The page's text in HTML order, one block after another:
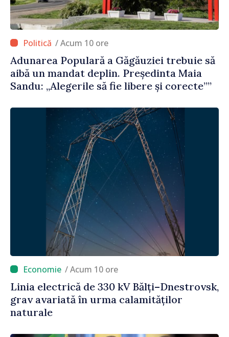
/ Acum 10 ore
Adunarea Populară a Găgăuziei trebuie să
aibă un mandat deplin. Președinta Maia
Sandu: „Alegerile să fie libere și corecte””
/ Acum 10 ore
Linia electrică de 330 kV Bălți–Dnestrovsk,
grav avariată în urma calamităților
naturale